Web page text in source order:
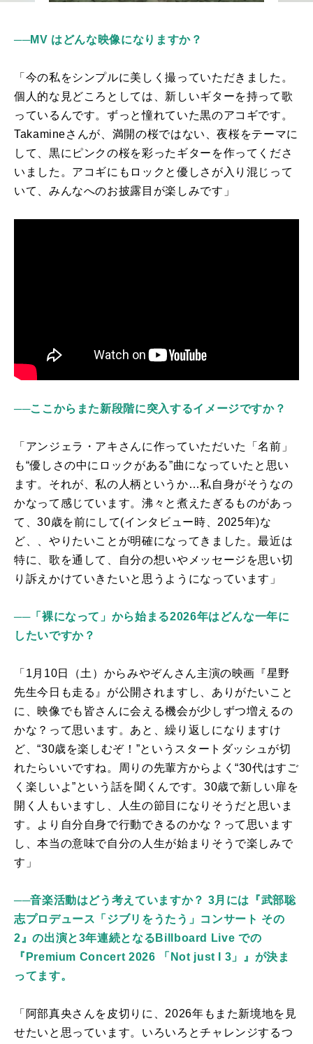
──MV はどんな映像になりますか？
「今の私をシンプルに美しく撮っていただきました。
個人的な見どころとしては、新しいギターを持って歌
っているんです。ずっと憧れていた黒のアコギです。
Takamineさんが、満開の桜ではない、夜桜をテーマに
して、黒にピンクの桜を彩ったギターを作ってくださ
いました。アコギにもロックと優しさが入り混じって
いて、みんなへのお披露目が楽しみです」
──ここからまた新段階に突入するイメージですか？
「アンジェラ・アキさんに作っていただいた「名前」
も“優しさの中にロックがある”曲になっていたと思い
ます。それが、私の人柄というか…私自身がそうなの
かなって感じています。沸々と煮えたぎるものがあっ
て、30歳を前にして(インタビュー時、 2025年)な
ど、、やりたいことが明確になってきました。最近は
特に、歌を通して、自分の想いやメッセージを思い切
り訴えかけていきたいと思うようになっています」
──「裸になって」から始まる2026年はどんな一年に
したいですか？
「1月 10日（土）からみやぞんさん主演の映画『星野
先生今日も走る』が公開されますし、ありがたいこと
に、映像でも皆さんに会える機会が少しずつ増えるの
かな？って思います。あと、繰り返しになりますけ
ど、“30歳を楽しむぞ！”というスタートダッシュが切
れたらいいですね。周りの先輩方からよく“30代はすご
く楽しいよ”という話を聞くんです。 30歳で新しい扉を
開く人もいますし、人生の節目になりそうだと思いま
す。より自分自身で行動できるのかな？って思います
し、本当の意味で自分の人生が始まりそうで楽しみで
す」
──音楽活動はどう考えていますか？ 3月には『武部聡
志プロデュース「ジブリをうたう」コンサート その
2』の出演と3年連続となるBillboard Live での
『Premium Concert 2026 「Not just I 3」』が決ま
ってます。
「阿部真央さんを皮切りに、 2026年もまた新境地を見
せたいと思っています。いろいろとチャレンジするつ